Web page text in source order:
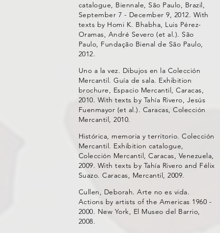
catalogue, Biennale, São Paulo, Brazil,
September 7 - December 9, 2012. With
texts by Homi K. Bhabha, Luis Pérez-
Oramas, André Severo (et al.). São
Paulo, Fundação Bienal de São Paulo,
2012.
Uno a la vez. Dibujos en la Colección
Mercantil. Guía de sala. Exhibition
brochure, Espacio Mercantil, Caracas,
2010. With texts by Tahía Rivero, Jesús
Fuenmayor (et al.). Caracas, Colección
Mercantil, 2010.
Histórica, memoria y territorio. Colección
Mercantil. Exhibition catalogue,
Colección Mercantil, Caracas, Venezuela,
2009. With texts by Tahía Rivero and Félix
Suazo. Caracas, Mercantil, 2009.
Cullen, Deborah. Arte no es vida.
Actions by artists of the Americas 1960 -
2000. New York, El Museo del Barrio,
2008.